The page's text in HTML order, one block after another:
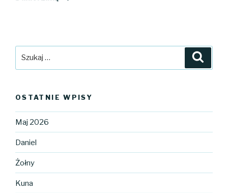
OSTATNIE WPISY
Maj 2026
Daniel
Żołny
Kuna